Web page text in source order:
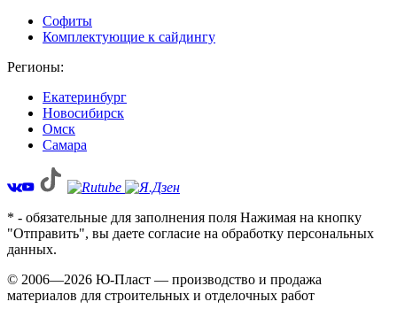
Софиты
Комплектующие к сайдингу
Регионы:
Екатеринбург
Новосибирск
Омск
Самара
* - обязательные для заполнения поля Нажимая на кнопку
"Отправить", вы даете согласие на обработку персональных
данных.
© 2006—2026 Ю-Пласт — производство и продажа
материалов для строительных и отделочных работ